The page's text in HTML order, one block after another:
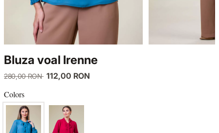
Bluza voal Irenne
280,00 RON 112,00 RON
Colors
TWIN SETS
KNITWEAR
COATS
TINUTE DE OCAZIE
JACKETS
VEZI TOATE REDUCERILE
SENSE LIMITED EDITION
BACK TO OFFICE